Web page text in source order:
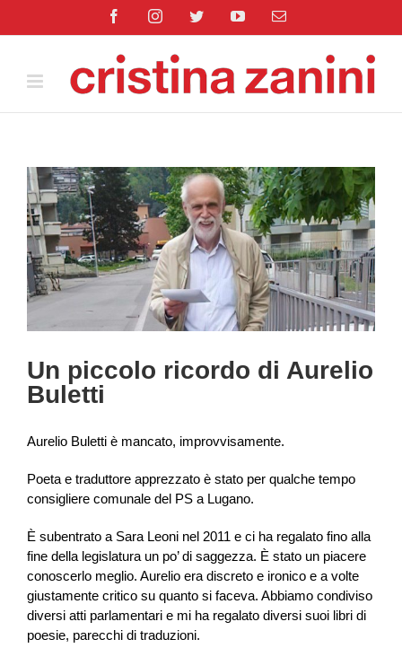
FacebookInstagramTwitterYouTubeEmail
Ingrandisci
immagine
Un piccolo ricordo di Aurelio
Buletti
Aurelio Buletti è mancato, improvvisamente.
Poeta e traduttore apprezzato è stato per qualche tempo
consigliere comunale del PS a Lugano.
È subentrato a Sara Leoni nel 2011 e ci ha regalato fino alla
fine della legislatura un po’ di saggezza. È stato un piacere
conoscerlo meglio. Aurelio era discreto e ironico e a volte
giustamente critico su quanto si faceva. Abbiamo condiviso
diversi atti parlamentari e mi ha regalato diversi suoi libri di
poesie, parecchi di traduzioni.